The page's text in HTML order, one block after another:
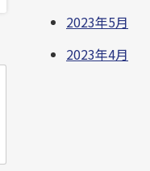
2023年5月
2023年4月